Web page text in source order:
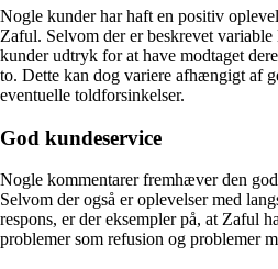
Nogle kunder har haft en positiv
Zaful. Selvom der er beskrevet
kunder udtryk for at have modtaget
to. Dette kan dog variere afhængigt af
eventuelle toldforsinkelser.
God kundeservice
Nogle kommentarer fremhæver den
Selvom der også er oplevelser med
respons, er der eksempler på, at Zaful
problemer som refusion og problemer